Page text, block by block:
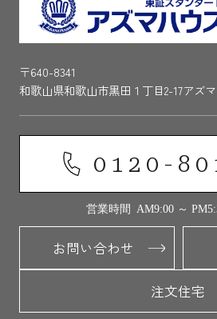
〒640-8341
和歌山県和歌山市黒田１丁目2-17アズ
0120-
営業時間 AM9:00 ～
お問い合わせ
注文住宅